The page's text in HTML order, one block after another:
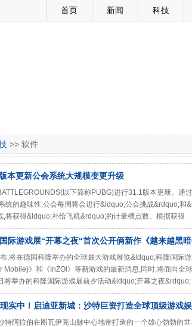
首页 新闻 科技
>> 软件
本更新公会系统大规模变更升级
以下简称PUBG)进行31.1版本更新。通
统的趣味性,公会每周将会进行&ldquo;公会挑战&rdquo;和
,将获得&ldquo;补给飞机&rdquo;的计量槽点数。根据获得
际游戏展“开幕之夜“首次公开俩新作《越来越黑暗
,将在德国科隆举办的全球最大游戏展览&ldquo;科隆国际
Mobile)》和《InZOl》等新游戏的最新消息,同时,将面向全
将举办的科隆国际游戏展前夕活动&ldquo;开幕之夜&rdquo;
实中！启迪亚新城：沙特巨资打造全球顶级游戏
特阿拉伯在图瓦伊克山脉中心地带打造的一个雄心勃勃的